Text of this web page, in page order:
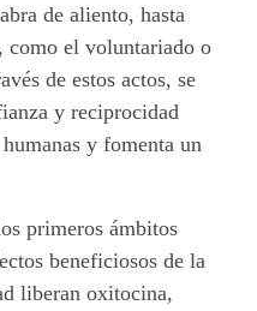
de aliento, hasta
como el voluntariado o
de estos actos, se
y reciprocidad
y fomenta un
primeros ámbitos
beneficiosos de la
liberan oxitocina,